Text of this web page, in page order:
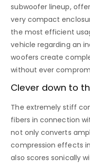
subwoofer lineup,
very compact
the most efficient
vehicle regarding an
woofers create
without ever
Clever down to
The extremely stiff
fibers in connection
not only converts
compression effects
also scores sonically